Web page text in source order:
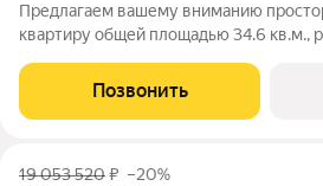
Предлагаем вашему вниманию
квартиру общей площадью 34.6 кв.м.,
вариант для тех, кто ищет
районе. Планировка:
Позвонить
19 053 520₽ –20%